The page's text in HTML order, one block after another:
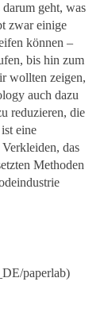
geht, was
zwar einige
können –
bis hin zum
wollten zeigen,
auch dazu
reduzieren, die
eine
das
Methoden
paperlab)